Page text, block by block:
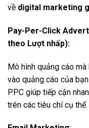
về digital marketing
Pay-Per-Click
theo Lượt nhấp):
Mô hình quảng cáo
vào quảng cáo của
PPC giúp tiếp cận
trên các tiêu chí cụ thể.